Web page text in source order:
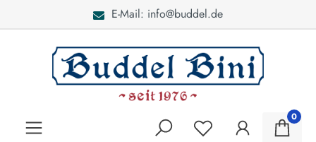
E-Mail: info@buddel.de
0